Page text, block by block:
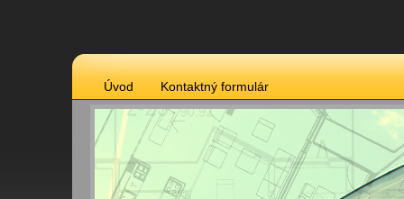
Úvod Kontaktný formulár